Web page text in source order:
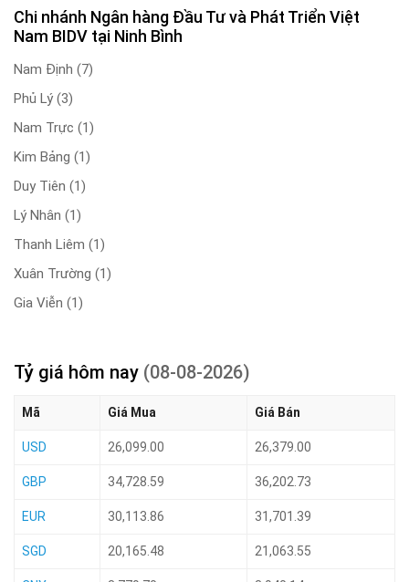
Chi nhánh Ngân hàng Đầu Tư và Phát Triển Việt
Nam BIDV tại Ninh Bình
Nam Định (7)
Phủ Lý (3)
Nam Trực (1)
Kim Bảng (1)
Duy Tiên (1)
Lý Nhân (1)
Thanh Liêm (1)
Xuân Trường (1)
Gia Viễn (1)
Tỷ giá hôm nay (08-08-2026)
Mã Giá Mua Giá Bán
USD 26,099.00 26,379.00
GBP 34,728.59 36,202.73
EUR 30,113.86 31,701.39
SGD 20,165.48 21,063.55